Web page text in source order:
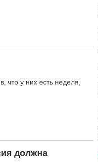
что у них есть неделя,
должна